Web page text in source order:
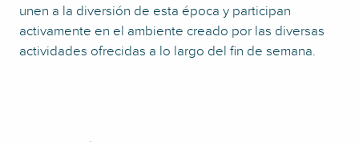
unen a la diversión de esta época y participan
activamente en el ambiente creado por las diversas
actividades ofrecidas a lo largo del fin de semana.